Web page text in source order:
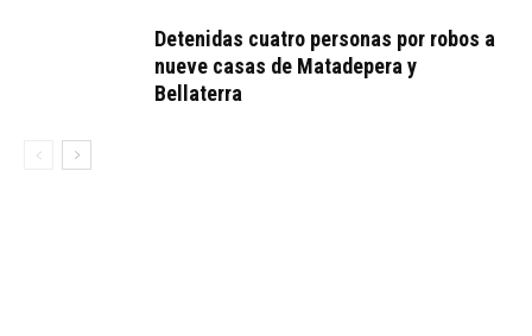
Detenidas cuatro personas por robos a
nueve casas de Matadepera y
Bellaterra